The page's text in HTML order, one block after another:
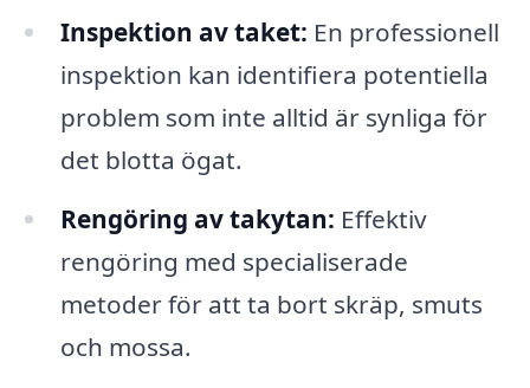
Inspektion av taket: En professionell
inspektion kan identifiera potentiella
problem som inte alltid är synliga för
det blotta ögat.
Rengöring av takytan: Effektiv
rengöring med specialiserade
metoder för att ta bort skräp, smuts
och mossa.